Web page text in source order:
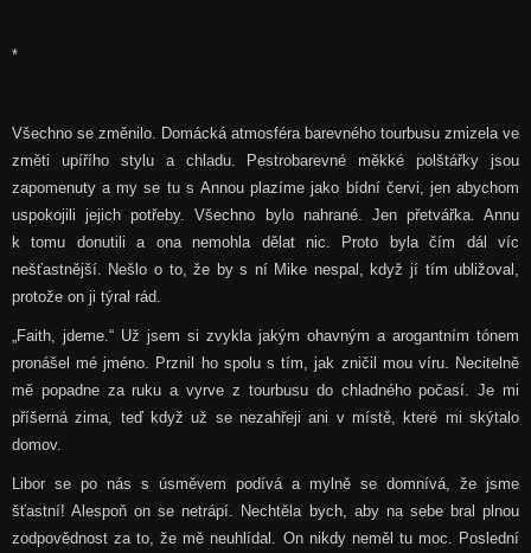
*
Všechno se změnilo. Domácká atmosféra barevného tourbusu zmizela ve
změti upířího stylu a chladu. Pestrobarevné měkké polštářky jsou
zapomenuty a my se tu s Annou plazíme jako bídní červi, jen abychom
uspokojili jejich potřeby. Všechno bylo nahrané. Jen přetvářka. Annu
k tomu donutili a ona nemohla dělat nic. Proto byla čím dál víc
nešťastnější. Nešlo o to, že by s ní Mike nespal, když jí tím ubližoval,
protože on ji týral rád.
„Faith, jdeme.“ Už jsem si zvykla jakým ohavným a arogantním tónem
pronášel mé jméno. Prznil ho spolu s tím, jak zničil mou víru. Necitelně
mě popadne za ruku a vyrve z tourbusu do chladného počasí. Je mi
příšerná zima, teď když už se nezahřeji ani v místě, které mi skýtalo
domov.
Libor se po nás s úsměvem podívá a mylně se domnívá, že jsme
šťastní! Alespoň on se netrápí. Nechtěla bych, aby na sebe bral plnou
zodpovědnost za to, že mě neuhlídal. On nikdy neměl tu moc. Poslední